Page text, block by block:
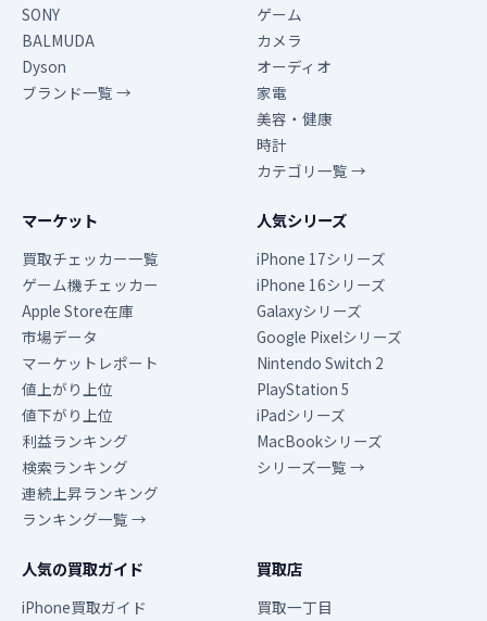
SONY
BALMUDA
Dyson
ブランド一覧 →
ゲーム
カメラ
オーディオ
家電
美容・健康
時計
カテゴリ一覧 →
マーケット
買取チェッカー一覧
ゲーム機チェッカー
Apple Store在庫
市場データ
マーケットレポート
値上がり上位
値下がり上位
利益ランキング
検索ランキング
連続上昇ランキング
ランキング一覧 →
人気シリーズ
iPhone 17シリーズ
iPhone 16シリーズ
Galaxyシリーズ
Google Pixelシリーズ
Nintendo Switch 2
PlayStation 5
iPadシリーズ
MacBookシリーズ
シリーズ一覧 →
人気の買取ガイド
iPhone買取ガイド
買取店
買取一丁目